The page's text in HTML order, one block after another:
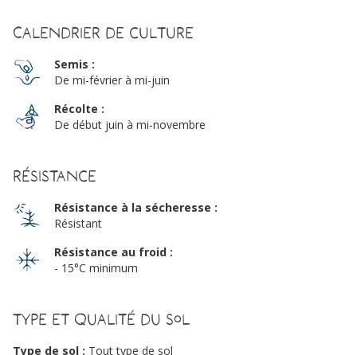
Calendrier de culture
Semis :
De mi-février à mi-juin
Récolte :
De début juin à mi-novembre
Résistance
Résistance à la sécheresse :
Résistant
Résistance au froid :
- 15°C minimum
Type et qualité du sol
Type de sol : Tout type de sol